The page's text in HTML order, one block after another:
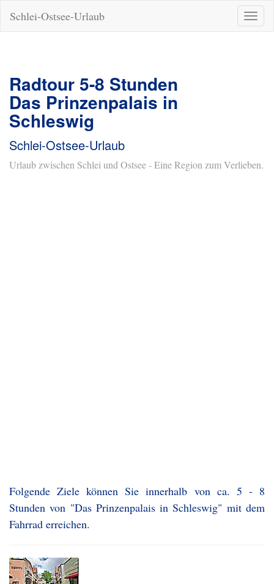
ein-/
Schlei-Ostsee-Urlaub
Radtour 5-8 Stunden
Das Prinzenpalais in
Schleswig
Schlei-Ostsee-Urlaub
Urlaub zwischen Schlei und Ostsee - Eine Region zum Verlieben.
Folgende Ziele können Sie innerhalb von ca. 5 - 8
Stunden von "Das Prinzenpalais in Schleswig" mit dem
Fahrrad erreichen.